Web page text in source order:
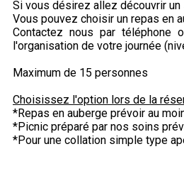
Si vous désirez allez découvrir
Vous pouvez choisir un repas en
Contactez nous par téléphone
l'organisation de votre journée
Maximum de 15 personnes
Choisissez l'option lors de la
*Repas en auberge prévoir au
*Picnic préparé par nos soins
*Pour une collation simple type